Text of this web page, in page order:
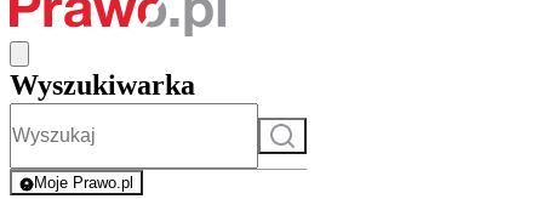
Wyszukiwarka
Szukaj
Moje Prawo.pl